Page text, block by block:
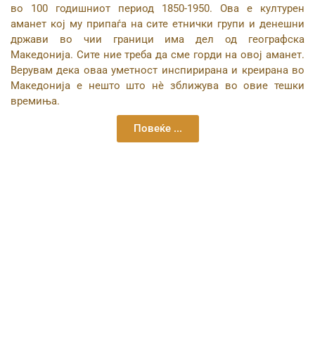
во 100 годишниот период 1850-1950. Ова е културен
аманет кој му припаѓа на сите етнички групи и денешни
држави во чии граници има дел од географска
Македонија. Сите ние треба да сме горди на овој аманет.
Верувам дека оваа уметност инспирирана и креирана во
Македонија е нешто што нѐ зближува во овие тешки
времиња.
Повеќе ...